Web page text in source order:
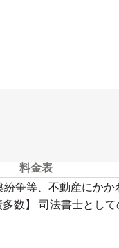
料金表
争等、不動産にかか
数】 司法書士とし